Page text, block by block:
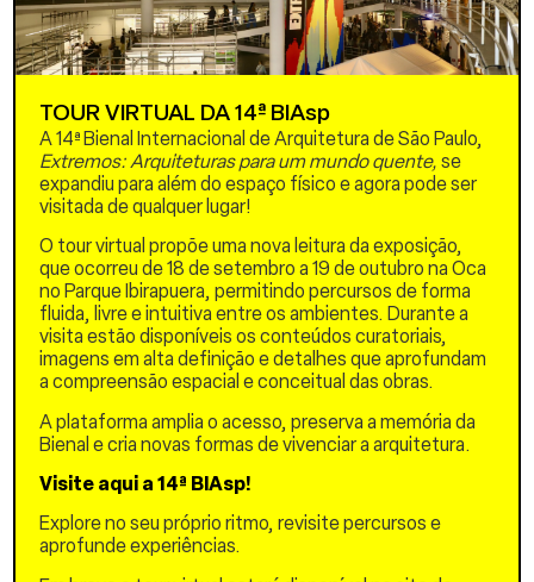
capital.
O modelo 1:20 apresentado
na Bienal reflete esta
resistentes ao fogo e a
terremotos, estas casas
prometem soluções
rápidas, mas na prática
permanecem tardias,
temporárias e precárias.
Paul Virilio chamou isso de
política do acidente: “Com
cada invenção, inventamos
também seu acidente”. O
abrigo é tanto um espaço
de proteção quanto um
símbolo de fragilidade –
uma estrutura assombrada
pela própria catástrofe
que busca resistir.
A percepção de Virilio
ressoa com a tese de
Giorgio Agamben de que o
TOUR VIRTUAL DA 14ª BIAsp
A 14ª Bienal Internacional de Arquitetura de São Paulo,
Extremos: Arquiteturas para um mundo quente, se
expandiu para além do espaço físico e agora pode ser
visitada de qualquer lugar!
O tour virtual propõe uma nova leitura da exposição,
que ocorreu de 18 de setembro a 19 de outubro na Oca
no Parque Ibirapuera, permitindo percursos de forma
fluida, livre e intuitiva entre os ambientes. Durante a
visita estão disponíveis os conteúdos curatoriais,
imagens em alta definição e detalhes que aprofundam
a compreensão espacial e conceitual das obras.
A plataforma amplia o acesso, preserva a memória da
Bienal e cria novas formas de vivenciar a arquitetura.
Visite aqui a 14ª BIAsp!
Explore no seu próprio ritmo, revisite percursos e
aprofunde experiências.